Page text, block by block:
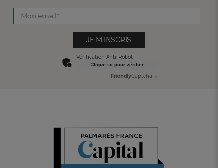
JE M'INSCRIS
Vérification Anti-Robot
Clique ici pour vérifier
FriendlyCaptcha ⇗